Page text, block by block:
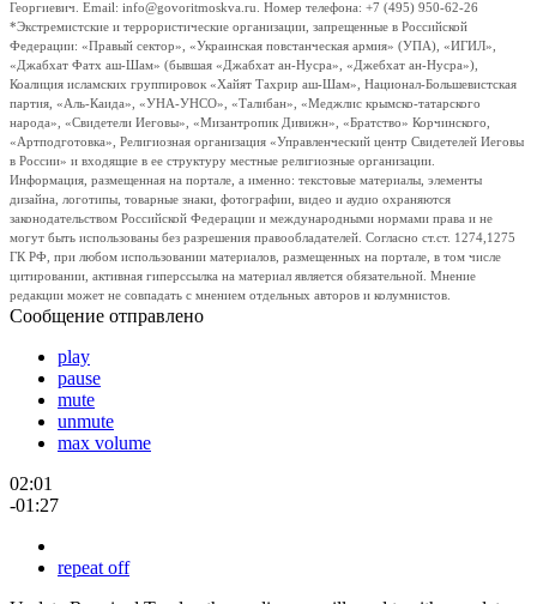
Георгиевич. Email: info@govoritmoskva.ru. Номер телефона: +7 (495) 950-62-26
*Экстремистские и террористические организации, запрещенные в Российской
Федерации: «Правый сектор», «Украинская повстанческая армия» (УПА), «ИГИЛ»,
«Джабхат Фатх аш-Шам» (бывшая «Джабхат ан-Нусра», «Джебхат ан-Нусра»),
Коалиция исламских группировок «Хайят Тахрир аш-Шам», Национал-Большевистская
партия, «Аль-Каида», «УНА-УНСО», «Талибан», «Меджлис крымско-татарского
народа», «Свидетели Иеговы», «Мизантропик Дивижн», «Братство» Корчинского,
«Артподготовка», Религиозная организация «Управленческий центр Свидетелей Иеговы
в России» и входящие в ее структуру местные религиозные организации.
Информация, размещенная на портале, а именно: текстовые материалы, элементы
дизайна, логотипы, товарные знаки, фотографии, видео и аудио охраняются
законодательством Российской Федерации и международными нормами права и не
могут быть использованы без разрешения правообладателей. Согласно ст.ст. 1274,1275
ГК РФ, при любом использовании материалов, размещенных на портале, в том числе
цитировании, активная гиперссылка на материал является обязательной. Мнение
редакции может не совпадать с мнением отдельных авторов и колумнистов.
Сообщение отправлено
play
pause
mute
unmute
max volume
02:01
-01:27
repeat off